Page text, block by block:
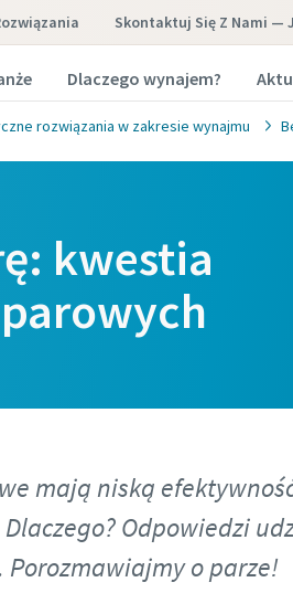
Skontaktuj Się Z Nami —
Dlaczego wynajem?
rozwiązania w zakresie wynajmu
kwestia
mają niską
Odpowiedzi
o parze!